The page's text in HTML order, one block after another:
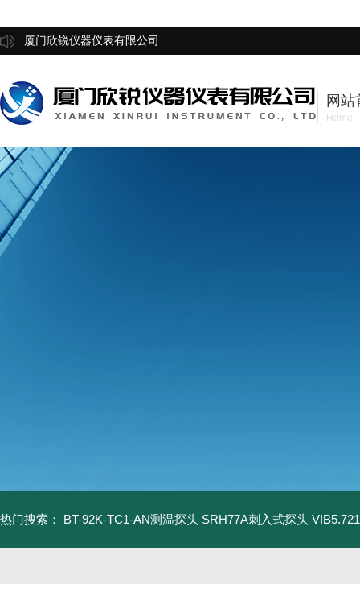
厦门欣锐仪器仪表有限公司
网站
Home
热门搜索： BT-92K-TC1-AN测温探头 SRH77A刺入式探头